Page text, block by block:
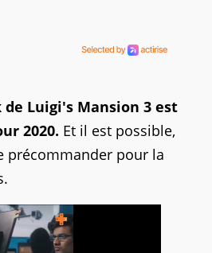
Luigi's Mansion 3 est
2020. Et il est possible,
précommander pour la